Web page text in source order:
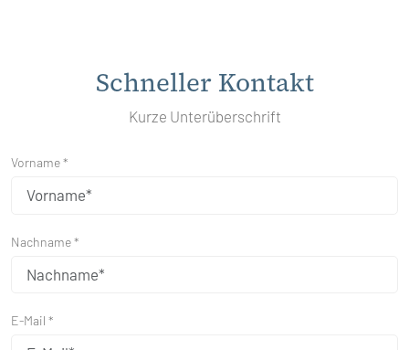
Schneller Kontakt
Kurze Unterüberschrift
Vorname *
Nachname *
E-Mail *